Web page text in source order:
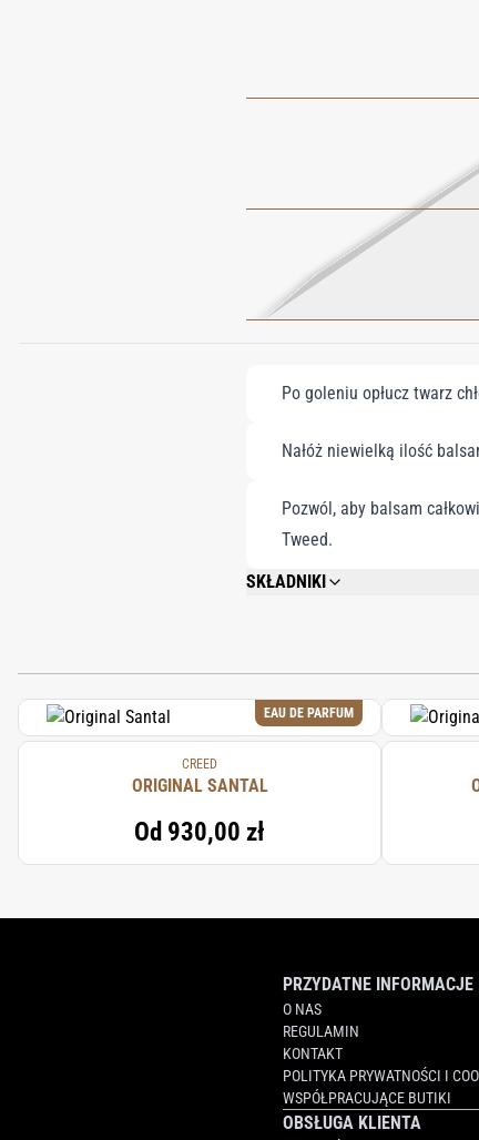
Po goleniu opłucz twarz
Nałóż niewielką ilość
Pozwól, aby balsam
Tweed.
SKŁADNIKI
HYDROXYCITRONELLAL, CITRAL,
EAU DE PARFUM
CREED
ORIGINAL SANTAL
Od 930,00 zł
PRZYDATNE INFORMACJE
O NAS
REGULAMIN
KONTAKT
POLITYKA PRYWATNOŚCI I
WSPÓŁPRACUJĄCE BUTIKI
OBSŁUGA KLIENTA